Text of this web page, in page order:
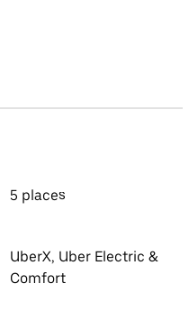
5 places
UberX, Uber Electric &
Comfort